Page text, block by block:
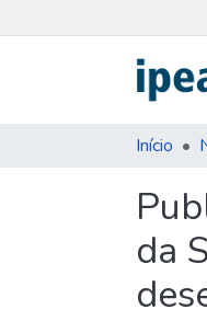
Início
da